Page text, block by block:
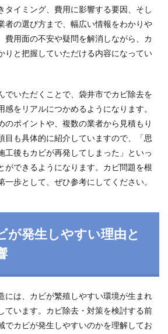
タイミング、費用に影響する要因、そし
者の選び方まで、幅広い情報をわかりや
費用面の不安や疑問を解消しながら、カ
りと把握していただける内容になってい
でいただくことで、袋井市でカビ除去を
をリアルにつかめるようになります。
のポイントや、複数の業者から見積もり
目も具体的に紹介していますので、「思
工後もカビが再発してしまった」といっ
ができるようになります。カビ問題を根
歩として、ぜひ参考にしてください。
が発生しやすい理由と
には、カビが繁殖しやすい環境が生まれ
ています。カビ除去・対策を検討する前
でカビが発生しやすいのかを理解してお